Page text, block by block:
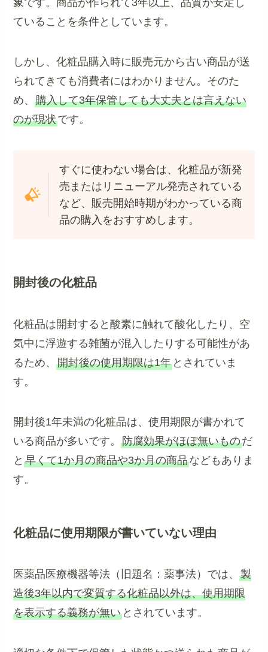
ていることを条件としています。
しかし、化粧品購入時に販売元から古い商品が送
られてきても消費者にはわかりません。そのた
め、購入して3年保管しても大丈夫とは言えない
のが現状です。
すぐに使わない場合は、化粧品が新発
売またはリニューアル発売されている
など、販売開始時期がわかっている商
品の購入をおすすめします。
開封後の化粧品
化粧品は開封すると酸素に触れて酸化したり、空
気中に浮遊する雑菌が混入したりする可能性があ
るため、開封後の使用期限は1年 とされていま
す。
開封後1年未満の化粧品は、使用期限が書かれて
いる商品が多いです。防腐効果がほぼ無いものだ
と早くて1か月の商品や3か月の商品などもありま
す。
化粧品に使用期限が書いていない理由
医薬品医療機器等法（旧題名：薬事法）では、製
造後3年以内で変質する化粧品以外は、使用期限
を表示する義務が無い とされています。